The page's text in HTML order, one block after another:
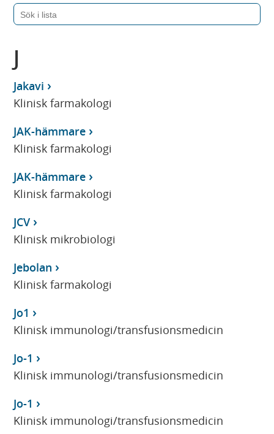
J
Jakavi
Klinisk farmakologi
JAK-hämmare
Klinisk farmakologi
JAK-hämmare
Klinisk farmakologi
JCV
Klinisk mikrobiologi
Jebolan
Klinisk farmakologi
Jo1
Klinisk immunologi/transfusionsmedicin
Jo-1
Klinisk immunologi/transfusionsmedicin
Jo-1
Klinisk immunologi/transfusionsmedicin